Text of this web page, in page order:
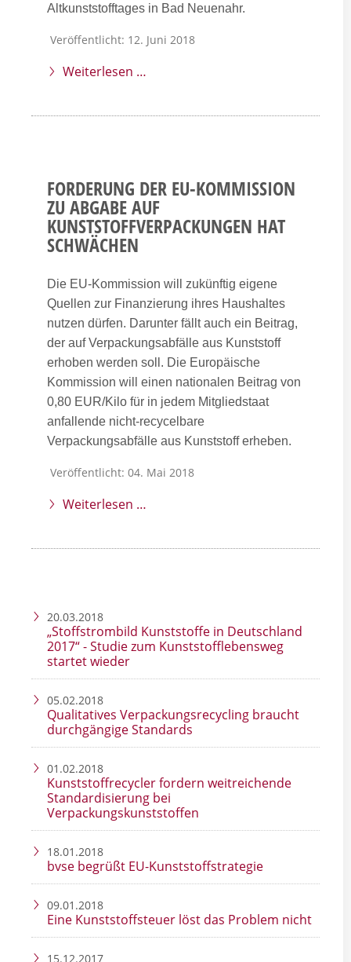
Altkunststofftages in Bad Neuenahr.
Veröffentlicht: 12. Juni 2018
Weiterlesen …
FORDERUNG DER EU-KOMMISSION
ZU ABGABE AUF
KUNSTSTOFFVERPACKUNGEN HAT
SCHWÄCHEN
Die EU-Kommission will zukünftig eigene
Quellen zur Finanzierung ihres Haushaltes
nutzen dürfen. Darunter fällt auch ein Beitrag,
der auf Verpackungsabfälle aus Kunststoff
erhoben werden soll. Die Europäische
Kommission will einen nationalen Beitrag von
0,80 EUR/Kilo für in jedem Mitgliedstaat
anfallende nicht-recycelbare
Verpackungsabfälle aus Kunststoff erheben.
Veröffentlicht: 04. Mai 2018
Weiterlesen …
20.03.2018
„Stoffstrombild Kunststoffe in Deutschland
2017“ - Studie zum Kunststofflebensweg
startet wieder
05.02.2018
Qualitatives Verpackungsrecycling braucht
durchgängige Standards
01.02.2018
Kunststoffrecycler fordern weitreichende
Standardisierung bei
Verpackungskunststoffen
18.01.2018
bvse begrüßt EU-Kunststoffstrategie
09.01.2018
Eine Kunststoffsteuer löst das Problem nicht
15.12.2017